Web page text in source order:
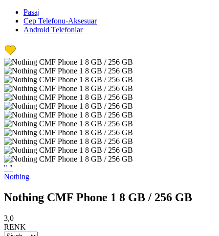
Pasaj
Cep Telefonu-Aksesuar
Android Telefonlar
" "
Nothing
Nothing CMF Phone 1 8 GB / 256 GB
3,0
RENK